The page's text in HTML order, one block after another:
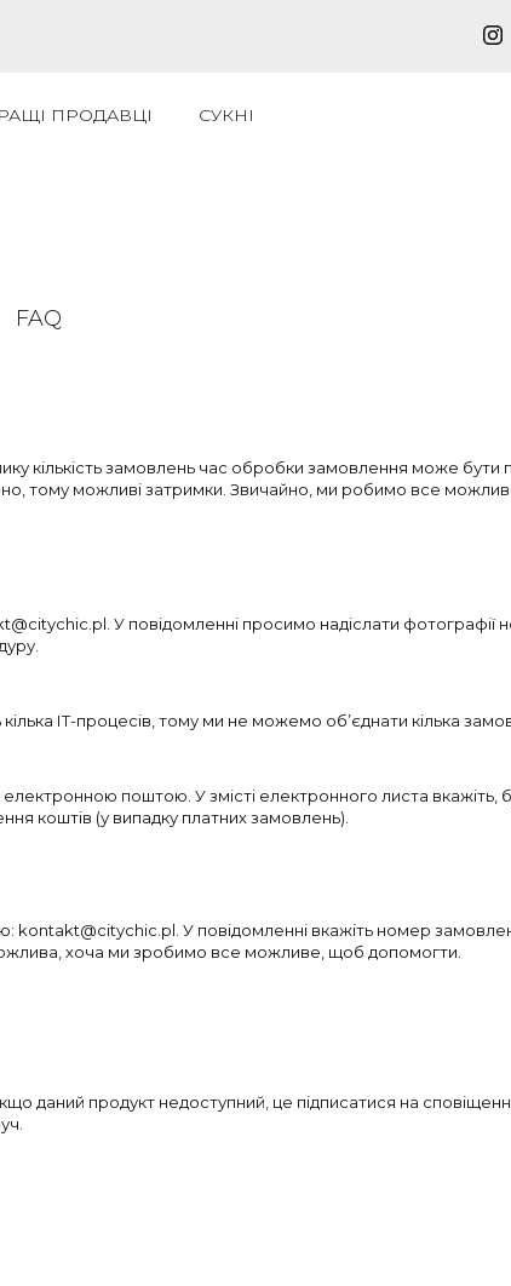
ПРОДАВЦІ СУКНІ
FAQ
кількість замовлень час обробки замовлення може
тому можливі затримки. Звичайно, ми робимо все
У повідомленні просимо надіслати фотографії
ІТ-процесів, тому ми не можемо об’єднати кілька
поштою. У змісті електронного листа вкажіть,
коштів (у випадку платних замовлень).
У повідомленні вкажіть номер
хоча ми зробимо все можливе, щоб допомогти.
даний продукт недоступний, це підписатися на